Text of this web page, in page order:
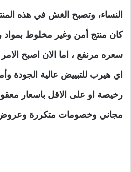
النساء، وتصبح الغش في هذه
كان منتج أمن وغير مخلوط
سعره مرنفع ، اما الان اصبح
اي هيرب للتبييض عالية الجودة
رخيصة او على الاقل باسعار
مجاني وخصومات متكررة